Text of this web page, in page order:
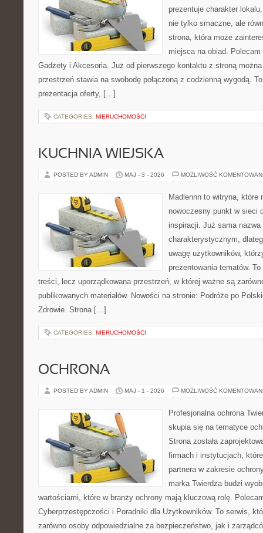
prezentuje charakter
nie tylko smaczne, ale
strona, która może
miejsca na obiad.
Gadżety i Akcesoria. Już od pierwszego kontaktu z stroną
przestrzeń stawia na swobodę połączoną z codzienną wygodą.
prezentacja oferty, […]
CATEGORIES: NIERUCHOMOŚCI
KUCHNIA WIEJSKA
POSTED BY ADMIN MAJ - 3 - 2026 MOŻLIWOŚĆ
Madlennn to witryna, które
nowoczesny punkt w sieci
inspiracji. Już sama
charakterystycznym,
uwagę użytkowników,
prezentowania tematów.
treści, lecz uporządkowana przestrzeń, w której ważne są
publikowanych materiałów. Nowości na stronie: Podróże po
Zdrowie. Strona […]
CATEGORIES: NIERUCHOMOŚCI
OCHRONA
POSTED BY ADMIN MAJ - 1 - 2026 MOŻLIWOŚĆ
Profesjonalna ochrona
skupia się na tematyce
Strona została
firmach i instytucjach,
partnera w zakresie
marka Twierdza budzi
wartościami, które w branży ochrony mają kluczową rolę.
Cyberprzestępczości i Poradniki dla Użytkowników. To serwis,
zarówno osoby odpowiedzialne za bezpieczeństwo, jak i